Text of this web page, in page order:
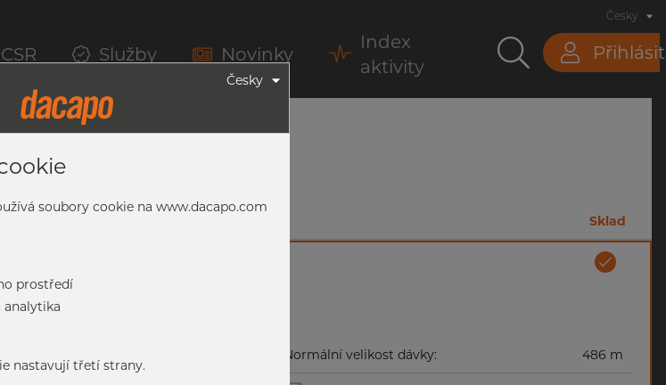
CSR Služby Novinky
Index
aktivity
Přihlásit
Česky
EN 10305-5, Broušený
Sklad
Normální velikost dávky: 486 m
Česky
soubory cookie na www.dacapo.com
prostředí
analytika
nastavují třetí strany.